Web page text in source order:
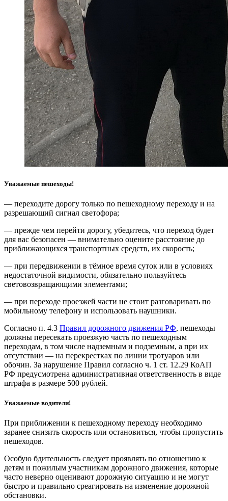
Уважаемые пешеходы!
— переходите дорогу только по пешеходному переходу и на
разрешающий сигнал светофора;
— прежде чем перейти дорогу, убедитесь, что переход будет
для вас безопасен — внимательно оцените расстояние до
приближающихся транспортных средств, их скорость;
— при передвижении в тёмное время суток или в условиях
недостаточной видимости, обязательно пользуйтесь
световозвращающими элементами;
— при переходе проезжей части не стоит разговаривать по
мобильному телефону и использовать наушники.
Согласно п. 4.3 Правил дорожного движения РФ, пешеходы
должны пересекать проезжую часть по пешеходным
переходам, в том числе надземным и подземным, а при их
отсутствии — на перекрестках по линии тротуаров или
обочин. За нарушение Правил согласно ч. 1 ст. 12.29 КоАП
РФ предусмотрена административная ответственность в виде
штрафа в размере 500 рублей.
Уважаемые водители!
При приближении к пешеходному переходу необходимо
заранее снизить скорость или остановиться, чтобы пропустить
пешеходов.
Особую бдительность следует проявлять по отношению к
детям и пожилым участникам дорожного движения, которые
часто неверно оценивают дорожную ситуацию и не могут
быстро и правильно среагировать на изменение дорожной
обстановки.